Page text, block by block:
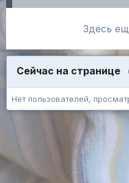
Здесь
Сейчас на странице
Нет пользователей,